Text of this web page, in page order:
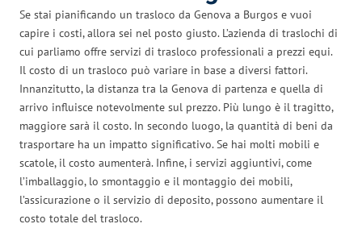
Se stai pianificando un trasloco da Genova a Burgos e vuoi
capire i costi, allora sei nel posto giusto. L’azienda di traslochi di
cui parliamo offre servizi di trasloco professionali a prezzi equi.
Il costo di un trasloco può variare in base a diversi fattori.
Innanzitutto, la distanza tra la Genova di partenza e quella di
arrivo influisce notevolmente sul prezzo. Più lungo è il tragitto,
maggiore sarà il costo. In secondo luogo, la quantità di beni da
trasportare ha un impatto significativo. Se hai molti mobili e
scatole, il costo aumenterà. Infine, i servizi aggiuntivi, come
l’imballaggio, lo smontaggio e il montaggio dei mobili,
l’assicurazione o il servizio di deposito, possono aumentare il
costo totale del trasloco.